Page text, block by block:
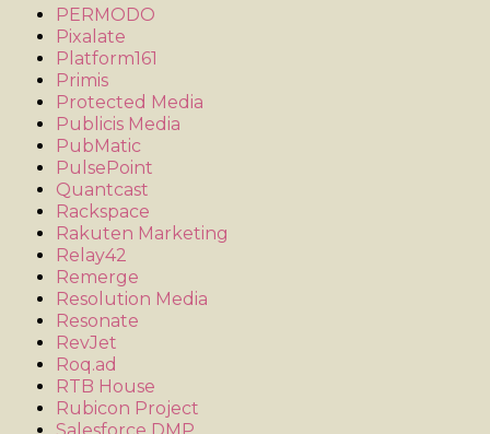
PERMODO
Pixalate
Platform161
Primis
Protected Media
Publicis Media
PubMatic
PulsePoint
Quantcast
Rackspace
Rakuten Marketing
Relay42
Remerge
Resolution Media
Resonate
RevJet
Roq.ad
RTB House
Rubicon Project